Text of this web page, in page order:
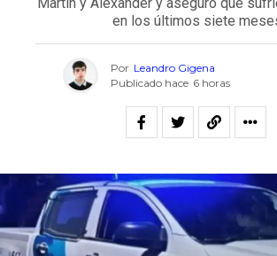
en los últimos siete
Por Leandro Gigena
Publicado hace 6 horas